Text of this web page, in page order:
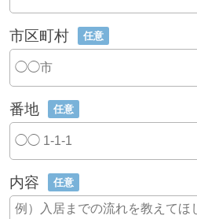
市区町村 任意
番地 任意
内容 任意